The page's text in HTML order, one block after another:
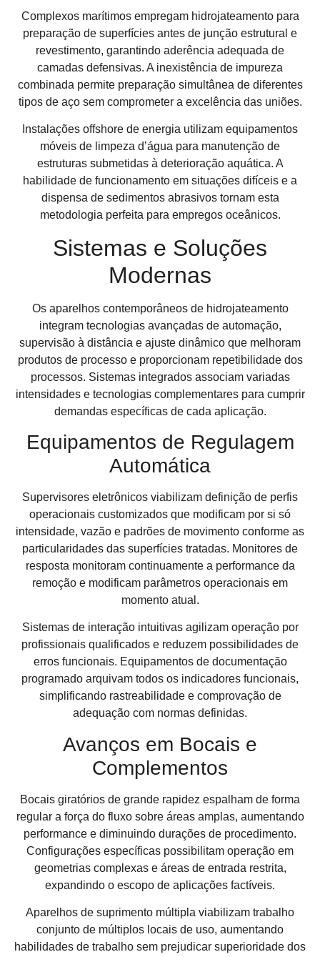
Complexos marítimos empregam hidrojateamento para
preparação de superfícies antes de junção estrutural e
revestimento, garantindo aderência adequada de
camadas defensivas. A inexistência de impureza
combinada permite preparação simultânea de diferentes
tipos de aço sem comprometer a excelência das uniões.
Instalações offshore de energia utilizam equipamentos
móveis de limpeza d’água para manutenção de
estruturas submetidas à deterioração aquática. A
habilidade de funcionamento em situações difíceis e a
dispensa de sedimentos abrasivos tornam esta
metodologia perfeita para empregos oceânicos.
Sistemas e Soluções
Modernas
Os aparelhos contemporâneos de hidrojateamento
integram tecnologias avançadas de automação,
supervisão à distância e ajuste dinâmico que melhoram
produtos de processo e proporcionam repetibilidade dos
processos. Sistemas integrados associam variadas
intensidades e tecnologias complementares para cumprir
demandas específicas de cada aplicação.
Equipamentos de Regulagem
Automática
Supervisores eletrônicos viabilizam definição de perfis
operacionais customizados que modificam por si só
intensidade, vazão e padrões de movimento conforme as
particularidades das superfícies tratadas. Monitores de
resposta monitoram continuamente a performance da
remoção e modificam parâmetros operacionais em
momento atual.
Sistemas de interação intuitivas agilizam operação por
profissionais qualificados e reduzem possibilidades de
erros funcionais. Equipamentos de documentação
programado arquivam todos os indicadores funcionais,
simplificando rastreabilidade e comprovação de
adequação com normas definidas.
Avanços em Bocais e
Complementos
Bocais giratórios de grande rapidez espalham de forma
regular a força do fluxo sobre áreas amplas, aumentando
performance e diminuindo durações de procedimento.
Configurações específicas possibilitam operação em
geometrias complexas e áreas de entrada restrita,
expandindo o escopo de aplicações factíveis.
Aparelhos de suprimento múltipla viabilizam trabalho
conjunto de múltiplos locais de uso, aumentando
habilidades de trabalho sem prejudicar superioridade dos